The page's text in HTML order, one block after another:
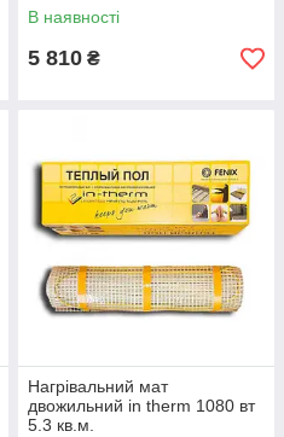
В наявності
5 810 ₴
Нагрівальний мат
двожильний in therm 1080 вт
5.3 кв.м.